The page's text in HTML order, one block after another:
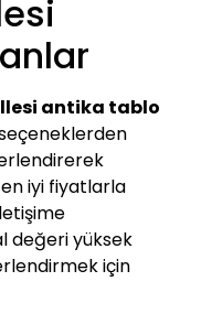
antika tablo
iyi fiyatlarla
değeri yüksek
için